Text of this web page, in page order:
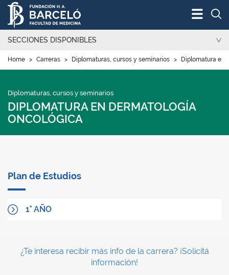
SECCIONES DISPONIBLES
Home > Carreras > Diplomaturas, cursos y seminarios > Diplomatura en
Diplomaturas, cursos y seminarios
DIPLOMATURA EN DERMATOLOGÍA
ONCOLÓGICA
Plan de Estudios
1° AÑO
¿Te interesa recibir más info de la carrera? ¡Solicitá
información!